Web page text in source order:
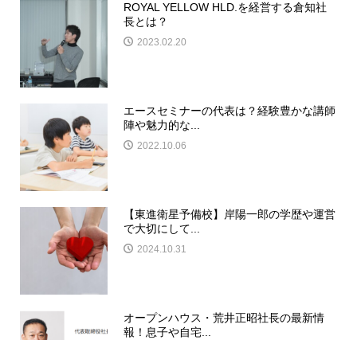
ROYAL YELLOW HLD.を経営する倉知社
長とは？
2023.02.20
エースセミナーの代表は？経験豊かな講師
陣や魅力的な...
2022.10.06
【東進衛星予備校】岸陽一郎の学歴や運営
で大切にして...
2024.10.31
オープンハウス・荒井正昭社長の最新情
報！息子や自宅...